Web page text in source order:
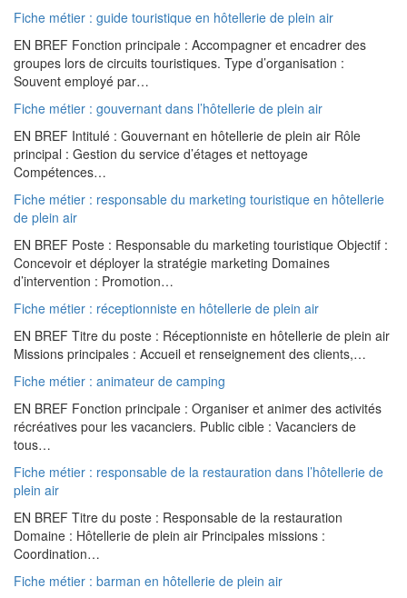
Fiche métier : guide touristique en hôtellerie de plein air
EN BREF Fonction principale : Accompagner et encadrer des
groupes lors de circuits touristiques. Type d’organisation :
Souvent employé par…
Fiche métier : gouvernant dans l’hôtellerie de plein air
EN BREF Intitulé : Gouvernant en hôtellerie de plein air Rôle
principal : Gestion du service d’étages et nettoyage
Compétences…
Fiche métier : responsable du marketing touristique en hôtellerie
de plein air
EN BREF Poste : Responsable du marketing touristique Objectif :
Concevoir et déployer la stratégie marketing Domaines
d’intervention : Promotion…
Fiche métier : réceptionniste en hôtellerie de plein air
EN BREF Titre du poste : Réceptionniste en hôtellerie de plein air
Missions principales : Accueil et renseignement des clients,…
Fiche métier : animateur de camping
EN BREF Fonction principale : Organiser et animer des activités
récréatives pour les vacanciers. Public cible : Vacanciers de
tous…
Fiche métier : responsable de la restauration dans l’hôtellerie de
plein air
EN BREF Titre du poste : Responsable de la restauration
Domaine : Hôtellerie de plein air Principales missions :
Coordination…
Fiche métier : barman en hôtellerie de plein air